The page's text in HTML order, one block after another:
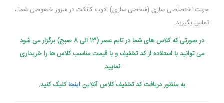
جهت اختصاصی سازی (شخصی سازی) ادوب کانکت در سرور خصوصی شما ،
تماس بگیرید.
در صورتی که کلاس های شما در تایم عصر (13 الی 8 صبح) برگزار می شود
می توانید با استفاده از کد تخفیف و با قیمت مناسب کلاس ها را خریداری
نمایید.
به منظور دریافت کد تخفیف کلاس آنلایناینجا کلیک کنید.